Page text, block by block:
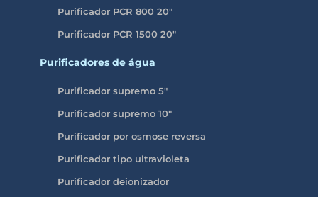
Purificador PCR 800 20″
Purificador PCR 1500 20″
Purificadores de água
Purificador supremo 5″
Purificador supremo 10″
Purificador por osmose reversa
Purificador tipo ultravioleta
Purificador deionizador